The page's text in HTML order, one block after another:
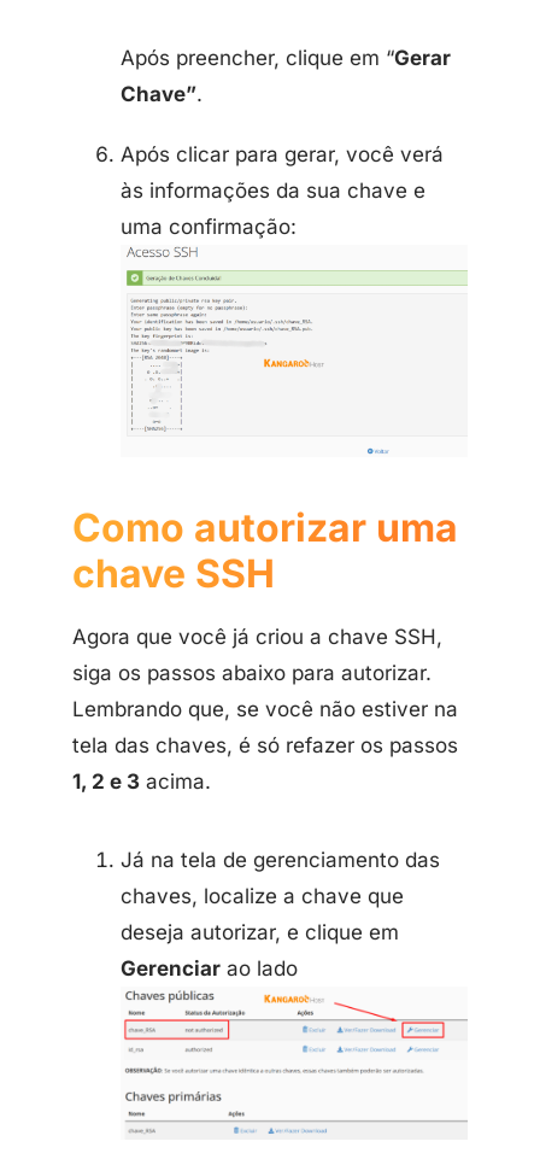
Após preencher, clique em “Gerar
Chave”.
Após clicar para gerar, você verá
às informações da sua chave e
uma confirmação:
Como autorizar uma
chave SSH
Agora que você já criou a chave SSH,
siga os passos abaixo para autorizar.
Lembrando que, se você não estiver na
tela das chaves, é só refazer os passos
1, 2 e 3 acima.
Já na tela de gerenciamento das
chaves, localize a chave que
deseja autorizar, e clique em
Gerenciar ao lado